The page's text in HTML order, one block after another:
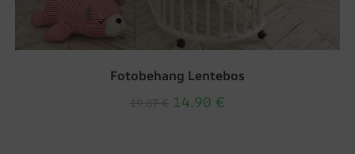
Fotobehang Lentebos
14.90 €